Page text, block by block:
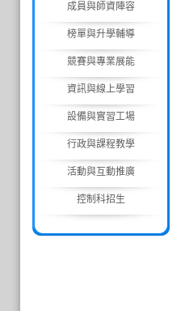
成員與師資陣容
榜單與升學輔導
競賽與專業展能
資訊與線上學習
設備與實習工場
行政與課程教學
活動與互動推廣
控制科招生